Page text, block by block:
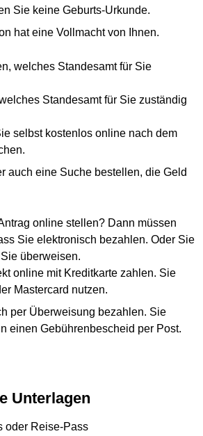
Sie keine Geburts-Urkunde.
hat eine Vollmacht von Ihnen.
welches Standesamt für Sie
Standesamt für Sie zuständig
selbst kostenlos online nach dem
auch eine Suche bestellen, die Geld
online stellen? Dann müssen
Sie elektronisch bezahlen. Oder Sie
überweisen.
online mit Kreditkarte zahlen. Sie
Mastercard nutzen.
per Überweisung bezahlen. Sie
einen Gebührenbescheid per Post.
Unterlagen
oder Reise-Pass